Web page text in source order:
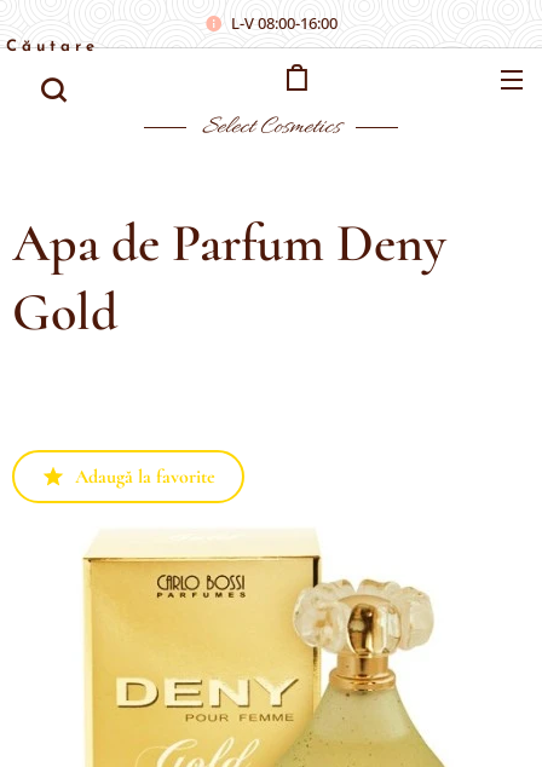
L-V 08:00-16:00
Select Cosmetics
Căutare
Apa de Parfum Deny
Gold
Adaugă la favorite